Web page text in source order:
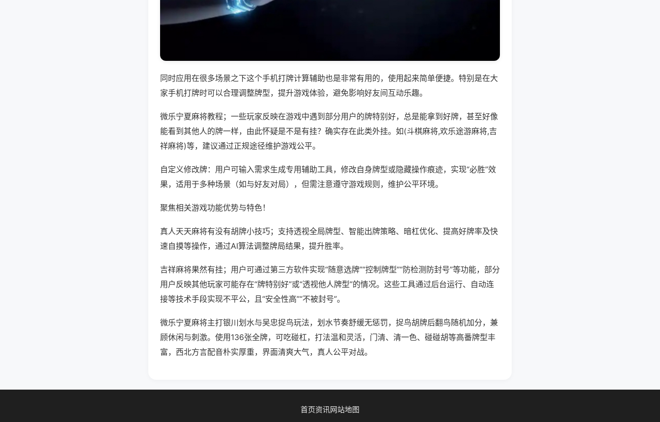
同时应用在很多场景之下这个手机打牌计算辅助也是非常有用的，使用起来简单便捷。特别是在大
家手机打牌时可以合理调整牌型，提升游戏体验，避免影响好友间互动乐趣。
微乐宁夏麻将教程；一些玩家反映在游戏中遇到部分用户的牌特别好，总是能拿到好牌，甚至好像
能看到其他人的牌一样，由此怀疑是不是有挂？确实存在此类外挂。如(斗棋麻将,欢乐途游麻将,吉
祥麻将)等，建议通过正规途径维护游戏公平。
自定义修改牌：用户可输入需求生成专用辅助工具，修改自身牌型或隐藏操作痕迹，实现“必胜”效
果，适用于多种场景（如与好友对局），但需注意遵守游戏规则，维护公平环境。
聚焦相关游戏功能优势与特色！
真人天天麻将有没有胡牌小技巧；支持透视全局牌型、智能出牌策略、暗杠优化、提高好牌率及快
速自摸等操作，通过AI算法调整牌局结果，提升胜率。
吉祥麻将果然有挂；用户可通过第三方软件实现“随意选牌”“控制牌型”“防检测防封号”等功能，部分
用户反映其他玩家可能存在“牌特别好”或“透视他人牌型”的情况。这些工具通过后台运行、自动连
接等技术手段实现不平公，且“安全性高”“不被封号”。
微乐宁夏麻将主打银川划水与吴忠捉鸟玩法，划水节奏舒缓无惩罚，捉鸟胡牌后翻鸟随机加分，兼
顾休闲与刺激。使用136张全牌，可吃碰杠，打法温和灵活，门清、清一色、碰碰胡等高番牌型丰
富，西北方言配音朴实厚重，界面清爽大气，真人公平对战。
首页资讯网站地图